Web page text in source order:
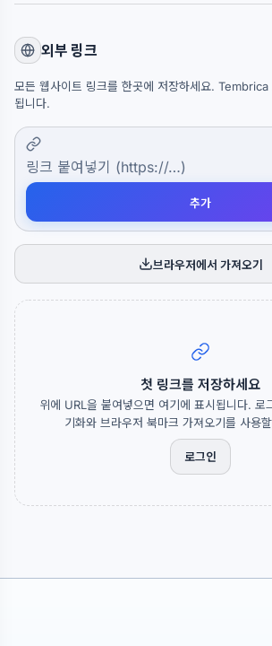
외부 링크
모든 웹사이트 링크를 한곳에 저장하세요. Tembrica
됩니다.
추가
브라우저에서 가져오기
첫 링크를 저장하세요
위에 URL을 붙여넣으면 여기에 표시됩니다. 로
기화와 브라우저 북마크 가져오기를 사용
로그인